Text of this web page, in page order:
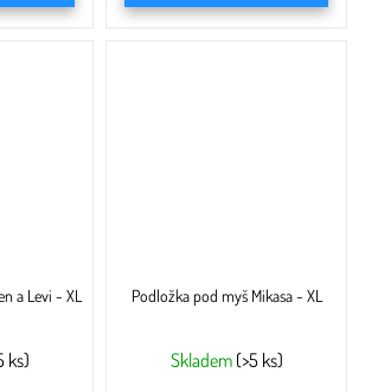
a Levi - XL
ks)
Podložka pod myš Mikasa - XL
Skladem (>5 ks)